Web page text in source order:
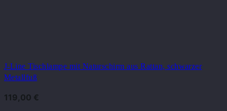
J-Line Tischlampe mit Naturschirm aus Rattan, schwarzer
Metallfuß
119,00 €